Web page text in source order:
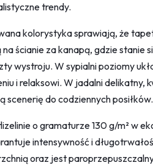
trendy.
kolorystyka sprawiają, że
ścianie za kanapą, gdzie stanie
wystroju. W sypialni poziomy
i relaksowi. W jadalni delikatny,
do codziennych posiłków.
o gramaturze 130 g/m² w
intensywność i
oraz jest